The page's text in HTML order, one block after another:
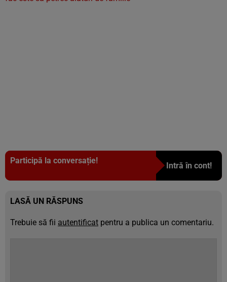
Participă la conversație!
Intră în cont!
LASĂ UN RĂSPUNS
Trebuie să fii autentificat pentru a publica un comentariu.